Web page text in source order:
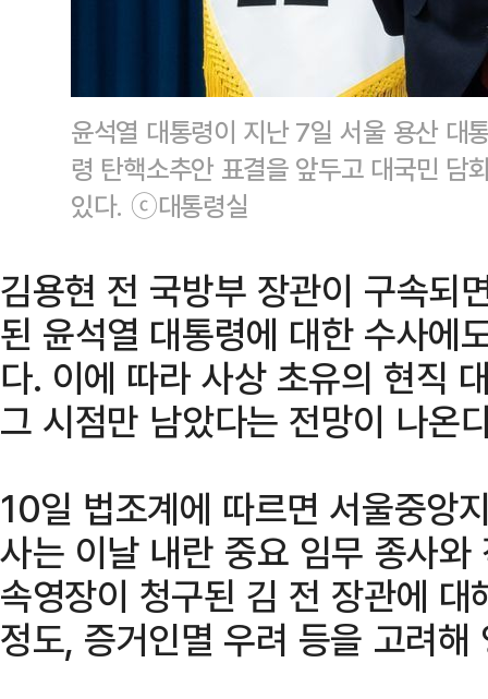
윤석열 대통령이 지난 7일 서울 용산 대
령 탄핵소추안 표결을 앞두고 대국민 담
있다. ⓒ대통령실
김용현 전 국방부 장관이 구속되
된 윤석열 대통령에 대한 수사에
다. 이에 따라 사상 초유의 현직
그 시점만 남았다는 전망이 나온
10일 법조계에 따르면 서울중앙
사는 이날 내란 중요 임무 종사
속영장이 청구된 김 전 장관에
정도, 증거인멸 우려 등을 고려해